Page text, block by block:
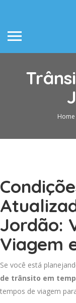
Home
Jordão:
Viagem
Se você está
de trânsito em
tempos de viagem